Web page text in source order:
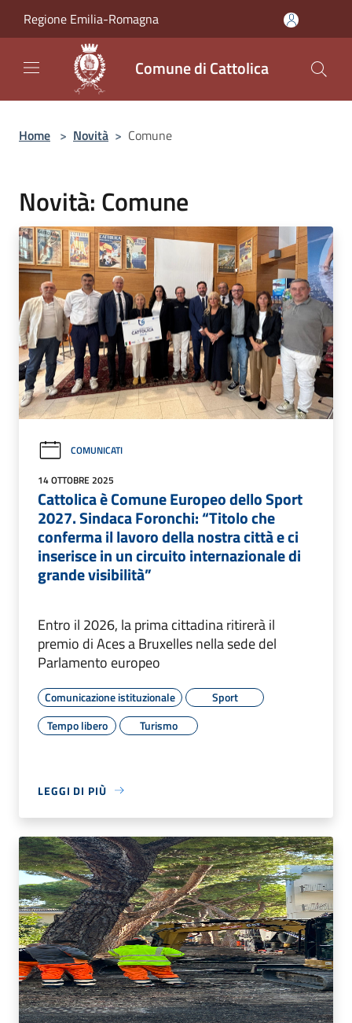
Regione Emilia-Romagna
Comune di Cattolica
Home > Novità > Comune
Novità: Comune
COMUNICATI
14 OTTOBRE 2025
Cattolica è Comune Europeo dello Sport
2027. Sindaca Foronchi: “Titolo che
conferma il lavoro della nostra città e ci
inserisce in un circuito internazionale di
grande visibilità”
Entro il 2026, la prima cittadina ritirerà il
premio di Aces a Bruxelles nella sede del
Parlamento europeo
Comunicazione istituzionale
Sport
Tempo libero
Turismo
LEGGI DI PIÙ